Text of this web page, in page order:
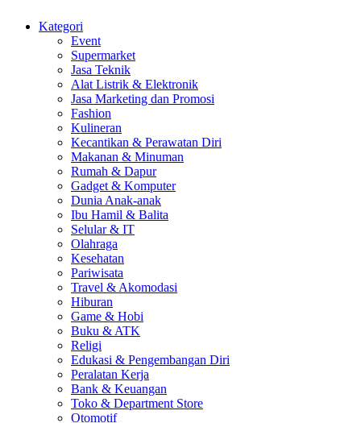
Kategori
Event
Supermarket
Jasa Teknik
Alat Listrik & Elektronik
Jasa Marketing dan Promosi
Fashion
Kulineran
Kecantikan & Perawatan Diri
Makanan & Minuman
Rumah & Dapur
Gadget & Komputer
Dunia Anak-anak
Ibu Hamil & Balita
Selular & IT
Olahraga
Kesehatan
Pariwisata
Travel & Akomodasi
Hiburan
Game & Hobi
Buku & ATK
Religi
Edukasi & Pengembangan Diri
Peralatan Kerja
Bank & Keuangan
Toko & Department Store
Otomotif